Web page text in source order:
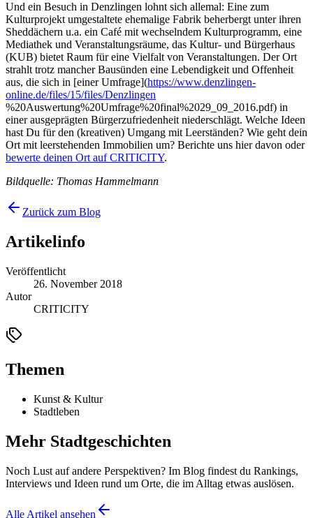
Und ein Besuch in Denzlingen lohnt sich allemal: Eine zum
Kulturprojekt umgestaltete ehemalige Fabrik beherbergt unter ihren
Sheddächern u.a. ein Café mit wechselndem Kulturprogramm, eine
Mediathek und Veranstaltungsräume, das Kultur- und Bürgerhaus
(KUB) bietet Raum für eine Vielfalt von Veranstaltungen. Der Ort
strahlt trotz mancher Bausünden eine Lebendigkeit und Offenheit
aus, die sich in [einer Umfrage](https://www.denzlingen-
online.de/files/15/files/Denzlingen
%20Auswertung%20Umfrage%20final%2029_09_2016.pdf) in
einer ausgeprägten Bürgerzufriedenheit niederschlägt. Welche Ideen
hast Du für den (kreativen) Umgang mit Leerständen? Wie geht dein
Ort mit leerstehenden Immobilien um? Berichte uns hier davon oder
bewerte deinen Ort auf CRITICITY.
Bildquelle: Thomas Hammelmann
Zurück zum Blog
Artikelinfo
Veröffentlicht
26. November 2018
Autor
CRITICITY
Themen
Kunst & Kultur
Stadtleben
Mehr Stadtgeschichten
Noch Lust auf andere Perspektiven? Im Blog findest du Rankings,
Interviews und Ideen rund um Orte, die im Alltag etwas auslösen.
Alle Artikel ansehen